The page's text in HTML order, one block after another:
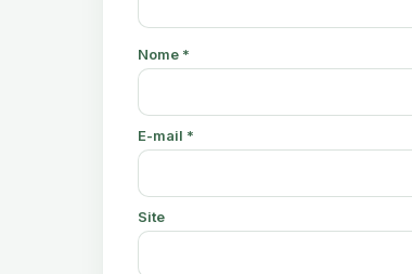
Nome *
E-mail *
Site